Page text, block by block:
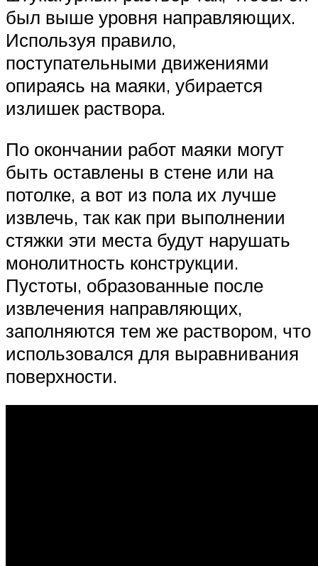
был выше уровня направляющих.
Используя правило,
поступательными движениями
опираясь на маяки, убирается
излишек раствора.
По окончании работ маяки могут
быть оставлены в стене или на
потолке, а вот из пола их лучше
извлечь, так как при выполнении
стяжки эти места будут нарушать
монолитность конструкции.
Пустоты, образованные после
извлечения направляющих,
заполняются тем же раствором, что
использовался для выравнивания
поверхности.